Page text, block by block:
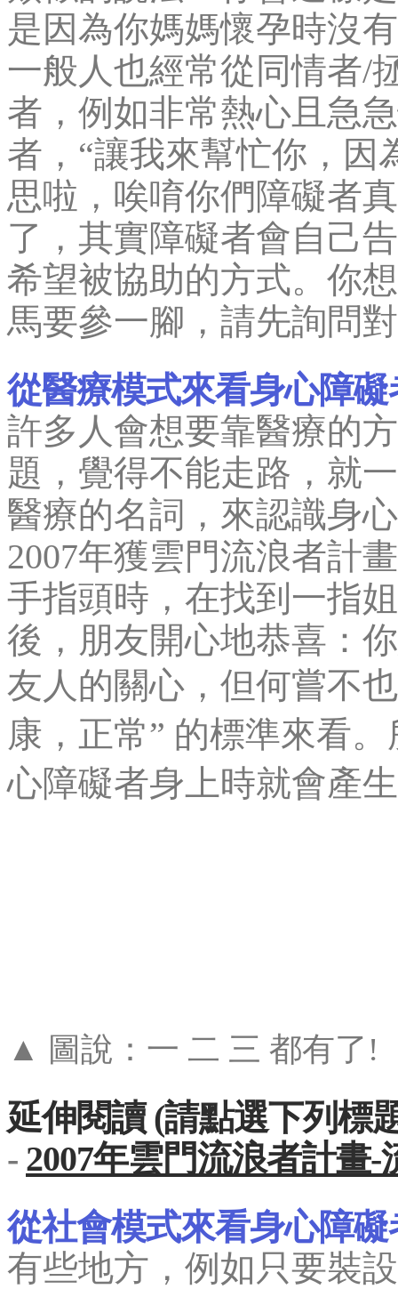
是因為你媽媽懷孕時沒
一般人也經常從同情者/
者，例如非常熱心且急
者，“讓我來幫忙你，因
思啦，唉唷你們障礙者
了，其實障礙者會自己
希望被協助的方式。你
馬要參一腳，請先詢問
從醫療模式來看身心障礙
許多人會想要靠醫療的
題，覺得不能走路，就
醫療的名詞，來認識身
2007年獲雲門流浪者計
手指頭時，在找到一指
後，朋友開心地恭喜：
友人的關心，但何嘗不
康，正常” 的標準來看
心障礙者身上時就會產
▲ 圖說：一 二 三 都有了!
延伸閱讀 (請點選下列標
- 2007年雲門流浪者計畫-
從社會模式來看身心障礙
有些地方，例如只要裝